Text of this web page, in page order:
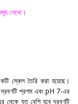
লেখো ।
স্কেল তৈরি করা হয়েছে।
প্রশম এবং pH 7-এর
থেকে যত বেশি হবে দ্রবণটি